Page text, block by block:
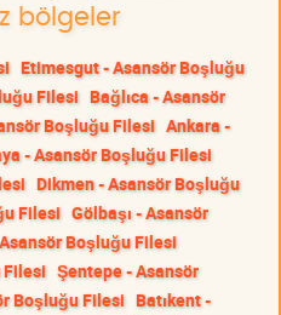
bölgeler
Etimesgut - Asansör Boşluğu
Filesi Bağlıca - Asansör
Boşluğu Filesi Ankara -
- Asansör Boşluğu Filesi
Dikmen - Asansör Boşluğu
Filesi Gölbaşı - Asansör
Boşluğu Filesi
Filesi Şentepe - Asansör
Boşluğu Filesi Batıkent -